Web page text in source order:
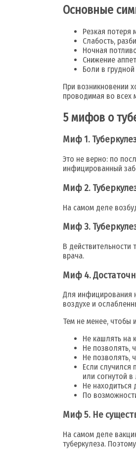
Основные
Резкая потеря
Слабость,
Ночная
Снижение
Боли в
При возникновении
проводимая во всех
5 мифов о
Миф 1.
Это не верно: по
инфицированный
Миф 2.
На самом деле
Миф 3.
В действительности
врача.
Миф 4.
Для инфицирования
воздухе и
Тем не менее, чтобы
Не кашлять на
Не позволять,
Не позволять,
Если случился
или согнутой в
Не
По
Миф 5. Не
На самом деле
туберкулеза.